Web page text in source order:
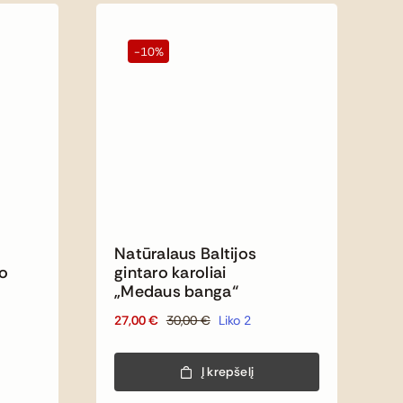
-10%
Natūralaus Baltijos
gintaro karoliai
„Medaus banga“
30,00€
Original
price
was:
30,00 €.
27,00€
Current
price
is:
27,00 €.
Liko 2
Į krepšelį